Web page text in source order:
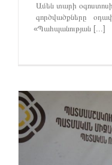
Ամեն տարի
գործվածքները
«Պահպանության [...]